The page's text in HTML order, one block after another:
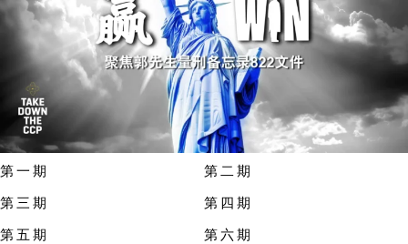
第一期
第三期
第五期
第二期
第四期
第六期